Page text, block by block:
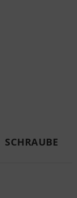
SCHRAUBE